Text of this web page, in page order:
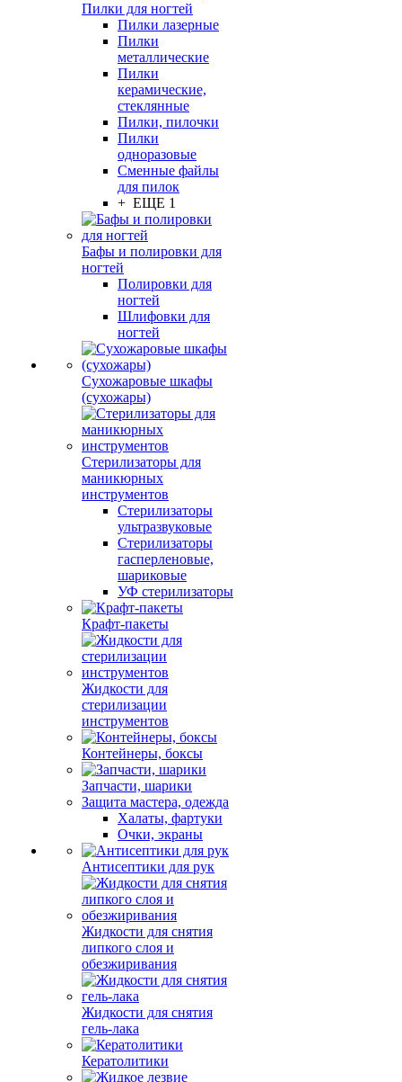
Пилки для ногтей
Пилки лазерные
Пилки
металлические
Пилки
керамические,
стеклянные
Пилки, пилочки
Пилки
одноразовые
Сменные файлы
для пилок
+ ЕЩЕ 1
Бафы и полировки для
ногтей
Полировки для
ногтей
Шлифовки для
ногтей
Сухожаровые шкафы
(сухожары)
Стерилизаторы для
маникюрных
инструментов
Стерилизаторы
ультразвуковые
Стерилизаторы
гасперленовые,
шариковые
УФ стерилизаторы
Крафт-пакеты
Жидкости для
стерилизации
инструментов
Контейнеры, боксы
Запчасти, шарики
Защита мастера, одежда
Халаты, фартуки
Очки, экраны
Антисептики для рук
Жидкости для снятия
липкого слоя и
обезжиривания
Жидкости для снятия
гель-лака
Кератолитики